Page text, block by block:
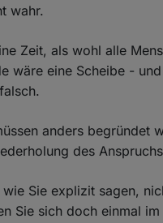
wahr.
Zeit, als wohl alle
wäre eine Scheibe -
anders begründet
des
Sie explizit sagen,
Sie sich doch einmal im